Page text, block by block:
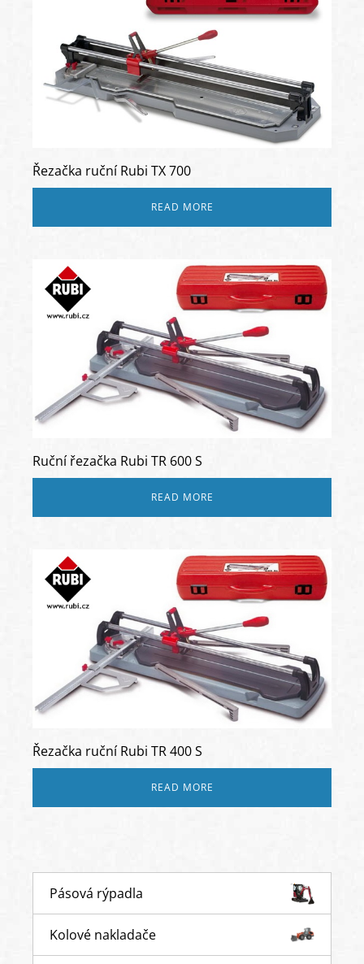
Pásová rýpadla
Kolové nakladače
Řezačka ruční Rubi TX 700
READ MORE
Ruční řezačka Rubi TR 600 S
READ MORE
Řezačka ruční Rubi TR 400 S
READ MORE